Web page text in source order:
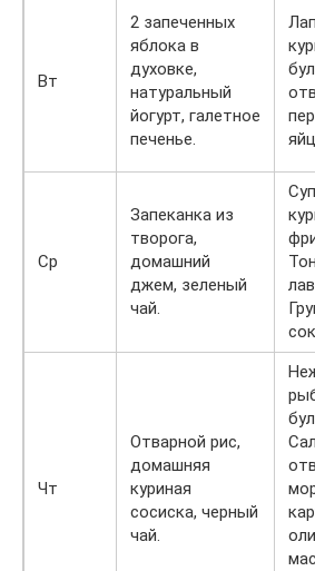
Вт
2 запеченных
яблока в
духовке,
натуральный
йогурт, галетное
печенье.
Ср
Запеканка из
творога,
домашний
джем, зеленый
чай.
Чт
Отварной рис,
домашняя
куриная
сосиска, черный
чай.